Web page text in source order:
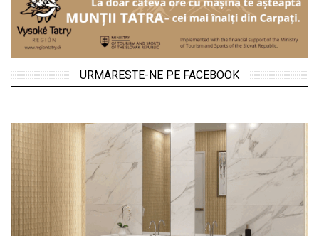
URMARESTE-NE PE FACEBOOK